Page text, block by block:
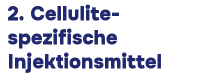
2. Cellulite-
spezifische
Injektionsmittel